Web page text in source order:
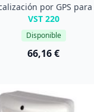
por GPS
VST 220
Disponible
66,16 €